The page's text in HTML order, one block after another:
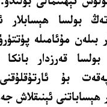
بولسا ھېسابلار
بىلەن مۇئامىلە
بولسا قەرزدار
بۇ
ھېساباتنى ئېنىقلاش